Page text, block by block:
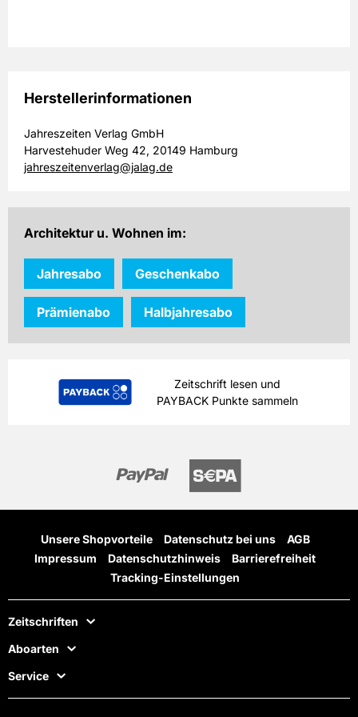
Herstellerinformationen
Jahreszeiten Verlag GmbH
Harvestehuder Weg 42, 20149 Hamburg
jahreszeitenverlag@jalag.de
Architektur u. Wohnen im:
Jahresabo Geschenkabo
Prämienabo Halbjahresabo
Zeitschrift lesen und
PAYBACK Punkte sammeln
Unsere Shopvorteile Datenschutz bei uns
AGB
Impressum
Datenschutzhinweis
Barrierefreiheit
Tracking-Einstellungen
Zeitschriften
Aboarten
Service